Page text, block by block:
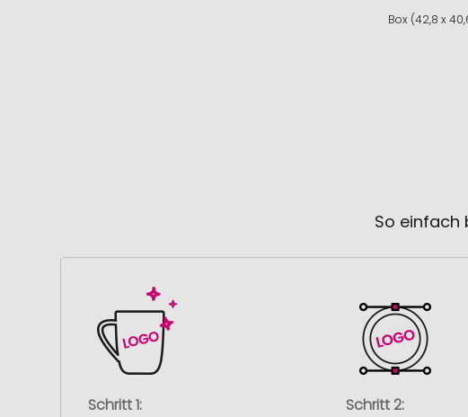
Box (42,8 x
So einfach
Schritt 1:
Schritt 2: